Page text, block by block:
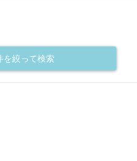
を絞って検索